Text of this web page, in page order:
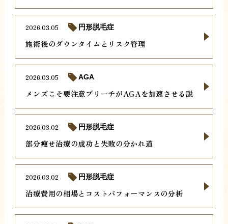
施術後のダウンタイムとリスク管理
2026.03.05 円形脱毛症
メンズこそ要注意ブリーチがAGAを加速させる説
2026.03.05 AGA
部分痩せ治療の成功と失敗の分かれ道
2026.03.02 円形脱毛症
治療費用の相場とコストパフォーマンスの分析
2026.03.02 円形脱毛症